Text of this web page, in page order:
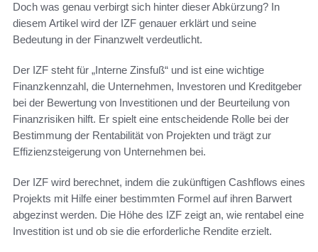
Doch was genau verbirgt sich hinter dieser Abkürzung? In
diesem Artikel wird der IZF genauer erklärt und seine
Bedeutung in der Finanzwelt verdeutlicht.
Der IZF steht für „Interne Zinsfuß“ und ist eine wichtige
Finanzkennzahl, die Unternehmen, Investoren und Kreditgeber
bei der Bewertung von Investitionen und der Beurteilung von
Finanzrisiken hilft. Er spielt eine entscheidende Rolle bei der
Bestimmung der Rentabilität von Projekten und trägt zur
Effizienzsteigerung von Unternehmen bei.
Der IZF wird berechnet, indem die zukünftigen Cashflows eines
Projekts mit Hilfe einer bestimmten Formel auf ihren Barwert
abgezinst werden. Die Höhe des IZF zeigt an, wie rentabel eine
Investition ist und ob sie die erforderliche Rendite erzielt.